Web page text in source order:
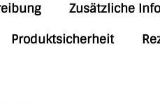
Zusätzliche
Produktsicherheit